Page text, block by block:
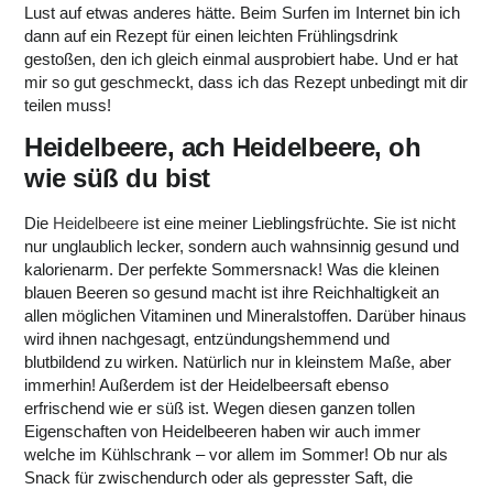
Lust auf etwas anderes hätte. Beim Surfen im Internet bin ich
dann auf ein Rezept für einen leichten Frühlingsdrink
gestoßen, den ich gleich einmal ausprobiert habe. Und er hat
mir so gut geschmeckt, dass ich das Rezept unbedingt mit dir
teilen muss!
Heidelbeere, ach Heidelbeere, oh
wie süß du bist
Die Heidelbeere ist eine meiner Lieblingsfrüchte. Sie ist nicht
nur unglaublich lecker, sondern auch wahnsinnig gesund und
kalorienarm. Der perfekte Sommersnack! Was die kleinen
blauen Beeren so gesund macht ist ihre Reichhaltigkeit an
allen möglichen Vitaminen und Mineralstoffen. Darüber hinaus
wird ihnen nachgesagt, entzündungshemmend und
blutbildend zu wirken. Natürlich nur in kleinstem Maße, aber
immerhin! Außerdem ist der Heidelbeersaft ebenso
erfrischend wie er süß ist. Wegen diesen ganzen tollen
Eigenschaften von Heidelbeeren haben wir auch immer
welche im Kühlschrank – vor allem im Sommer! Ob nur als
Snack für zwischendurch oder als gepresster Saft, die